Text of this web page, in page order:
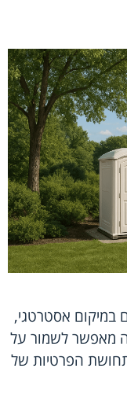
במיקום אסטרטגי,
מאפשר לשמור על
הפרטיות של